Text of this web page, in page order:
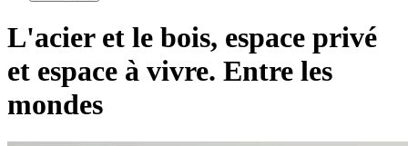
L'acier et le bois, espace privé
et espace à vivre. Entre les
mondes